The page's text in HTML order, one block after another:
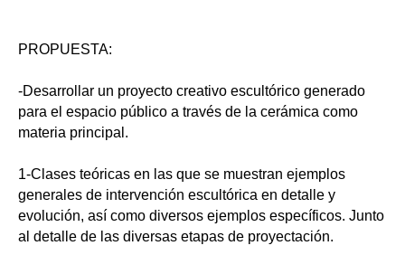
PROPUESTA:
-Desarrollar un proyecto creativo escultórico generado
para el espacio público a través de la cerámica como
materia principal.
1-Clases teóricas en las que se muestran ejemplos
generales de intervención escultórica en detalle y
evolución, así como diversos ejemplos específicos. Junto
al detalle de las diversas etapas de proyectación.